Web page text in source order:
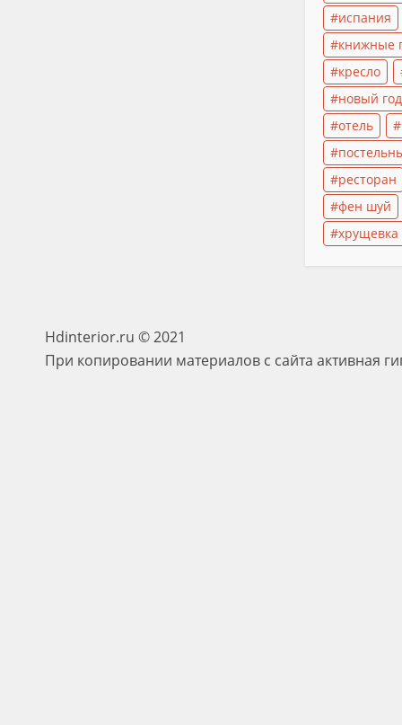
испания
книжные
кресло
новый год
отель
ресторан
фен шуй
хрущевка
Hdinterior.ru © 2021
При копировании материалов с сайта активная